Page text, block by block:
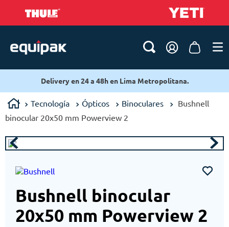
Delivery en 24 a 48h en Lima Metropolitana.
Tecnología Ópticos Binoculares
Bushnell
binocular 20x50 mm Powerview 2
Bushnell binocular
20x50 mm Powerview 2